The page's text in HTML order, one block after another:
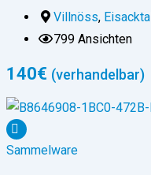
Villnöss, Eisacktal
799 Ansichten
140€ (verhandelbar)
Sammelware